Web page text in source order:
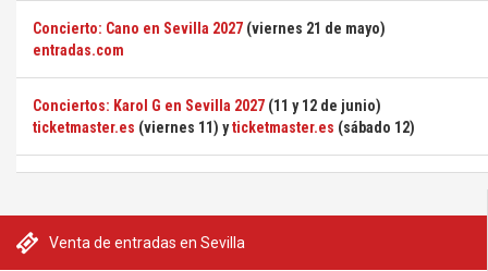
Venta de entradas en Sevilla
Concierto: Cano en Sevilla 2027 (viernes 21 de mayo)
entradas.com
Conciertos: Karol G en Sevilla 2027 (11 y 12 de junio)
ticketmaster.es (viernes 11) yticketmaster.es (sábado 12)